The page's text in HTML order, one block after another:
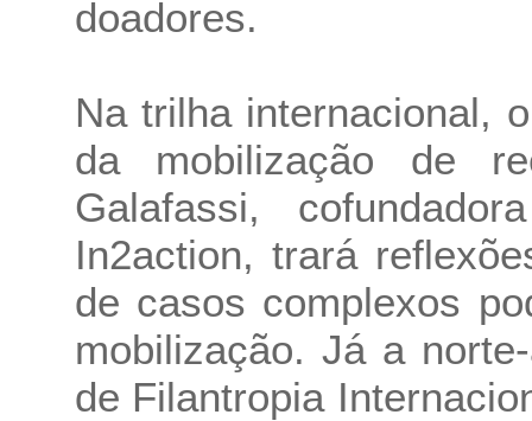
doadores.
Na trilha internacional,
da mobilização de
Galafassi,
In2action, trará
de casos complexos
mobilização. Já a
de Filantropia